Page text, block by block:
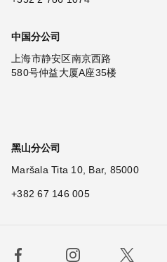
中国分公司
上海市静安区南京西路
580号仲益大厦A座35楼
黑山分公司
Maršala Tita 10, Bar, 85000
+382 67 146 005